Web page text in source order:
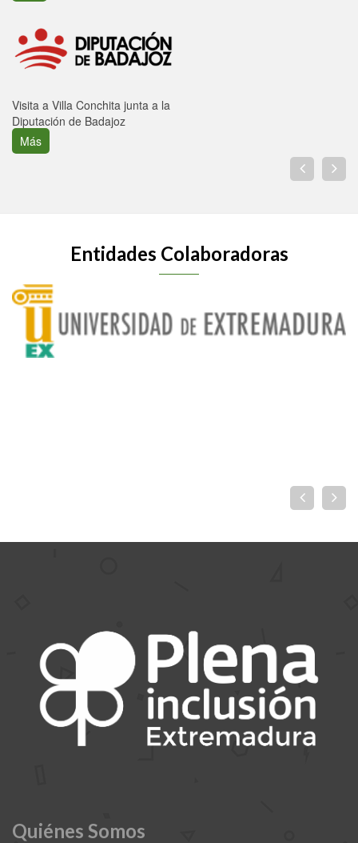
Visita a Villa Conchita junta a la
Diputación de Badajoz
Más
Entidades Colaboradoras
Quiénes Somos